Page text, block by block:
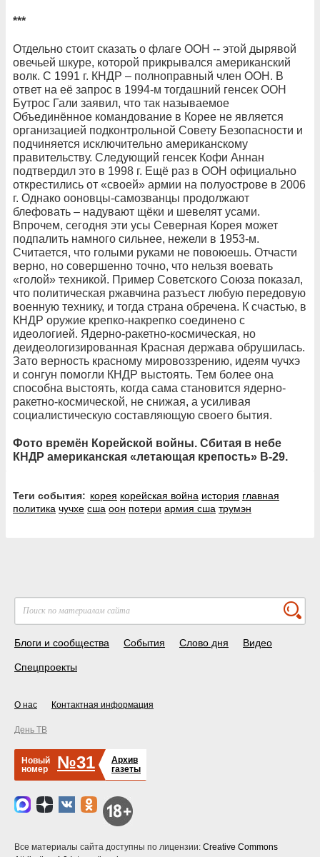
***
Отдельно стоит сказать о флаге ООН -- этой дырявой
овечьей шкуре, которой прикрывался американский
волк. С 1991 г. КНДР – полноправный член ООН. В
ответ на её запрос в 1994-м тогдашний генсек ООН
Бутрос Гали заявил, что так называемое
Объединённое командование в Корее не является
организацией подконтрольной Совету Безопасности и
подчиняется исключительно американскому
правительству. Следующий генсек Кофи Аннан
подтвердил это в 1998 г. Ещё раз в ООН официально
открестились от «своей» армии на полуострове в 2006
г. Однако ооновцы-самозванцы продолжают
блефовать – надувают щёки и шевелят усами.
Впрочем, сегодня эти усы Северная Корея может
подпалить намного сильнее, нежели в 1953-м.
Считается, что голыми руками не повоюешь. Отчасти
верно, но совершенно точно, что нельзя воевать
«голой» техникой. Пример Советского Союза показал,
что политическая ржавчина разъест любую передовую
военную технику, и тогда страна обречена. К счастью, в
КНДР оружие крепко-накрепко соединено с
идеологией. Ядерно-ракетно-космическая, но
деидеологизированная Красная держава обрушилась.
Зато верность красному мировоззрению, идеям чучхэ
и сонгун помогли КНДР выстоять. Тем более она
способна выстоять, когда сама становится ядерно-
ракетно-космической, не снижая, а усиливая
социалистическую составляющую своего бытия.
Фото времён Корейской войны. Сбитая в небе
КНДР американская «летающая крепость» B-29.
Теги события: корея корейская война история главная
политика чучхе сша оон потери армия сша трумэн
Блоги и сообщества События Слово дня Видео
Спецпроекты
О нас Контактная информация
День ТВ
Новый
номер
№31
Архив
газеты
Все материалы сайта доступны по лицензии: Creative Commons